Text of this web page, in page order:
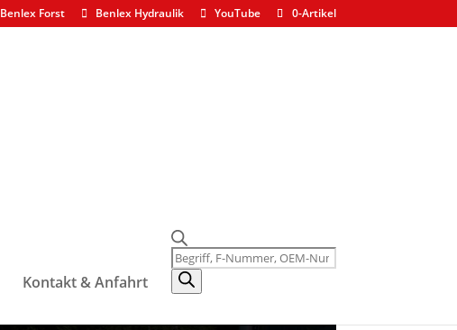
Benlex Forst Benlex Hydraulik YouTube 0-Artikel
Kontakt & Anfahrt
Products
search